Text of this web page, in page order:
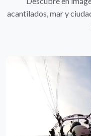
acantilados, mar y